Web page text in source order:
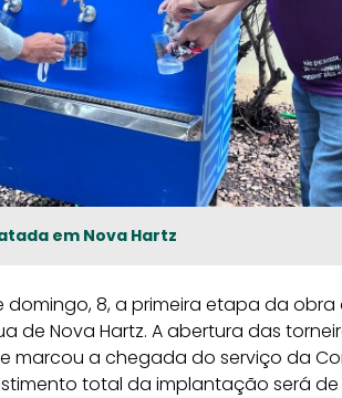
em Nova Hartz
domingo, 8, a primeira etapa da
de Nova Hartz. A abertura das
marcou a chegada do serviço da
total da implantação será de